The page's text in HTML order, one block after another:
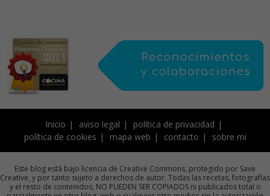
Inicio aviso legal
política de privacidad
política de cookies
mapa web contacto sobre mi
Este blog está bajo licencia de Creative Commons, protegido por Save
Creative, y por tanto sujeto a derechos de autor. Todas las recetas, fotografías
y el resto de contenidos, NO PUEDEN SER COPIADOS ni publicados total o